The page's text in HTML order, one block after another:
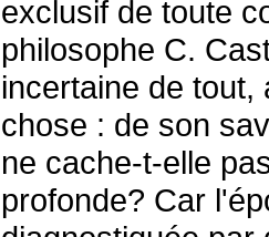
exclusif de toute
philosophe C.
incertaine de
chose : de son
ne cache-t-elle
profonde? Car